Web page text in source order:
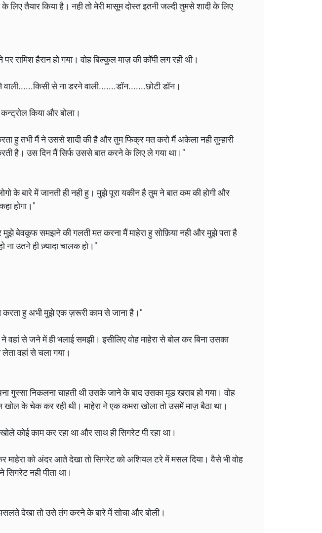
लिए तैयार किया है। नही तो मेरी मासूम दोस्त इतनी जल्दी तुमसे शादी के लिए
रामिश हैरान हो गया। वोह बिल्कुल माज़ की कॉपी लग रही थी।
से ना डरने वाली.......डॉन.......छोटी डॉन।
किया और बोला।
हु तभी मैं ने उससे शादी की है और तुम फिक्र मत करो मैं अकेला नही तुम्हारी
है। उस दिन मैं सिर्फ उससे बात करने के लिए ले गया था।"
के बारे में जानती ही नही हु। मुझे पूरा यकीन है तुम ने बात कम की होगी और
होगा।"
बेवकूफ समझने की गलती मत करना मैं माहेरा हु सोफ़िया नही और मुझे पता है
ना उतने ही ज़्यादा चालक हो।"
करता हु अभी मुझे एक ज़रूरी काम से जाना है।"
वहां से जने में ही भलाई समझी। इसीलिए वोह माहेरा से बोल कर बिना उसका
वहां से चला गया।
गुस्सा निकलना चाहती थी उसके जाने के बाद उसका मूड खराब हो गया। वोह
खोल के चेक कर रही थी। माहेरा ने एक कमरा खोला तो उसमें माज़ बैठा था।
कोई काम कर रहा था और साथ ही सिगरेट पी रहा था।
माहेरा को अंदर आते देखा तो सिगरेट को अशियल टरे में मसल दिया। वैसे भी वोह
नही पीता था।
देखा तो उसे तंग करने के बारे में सोचा और बोली।